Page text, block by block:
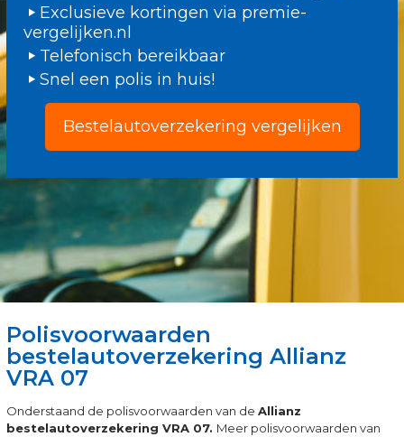
Exclusieve kortingen via premie-
vergelijken.nl
Telefonisch bereikbaar
Snel een polis in huis!
Bestelautoverzekering vergelijken
Polisvoorwaarden
bestelautoverzekering Allianz
VRA 07
Onderstaand de polisvoorwaarden van de Allianz
bestelautoverzekering VRA 07. Meer polisvoorwaarden van